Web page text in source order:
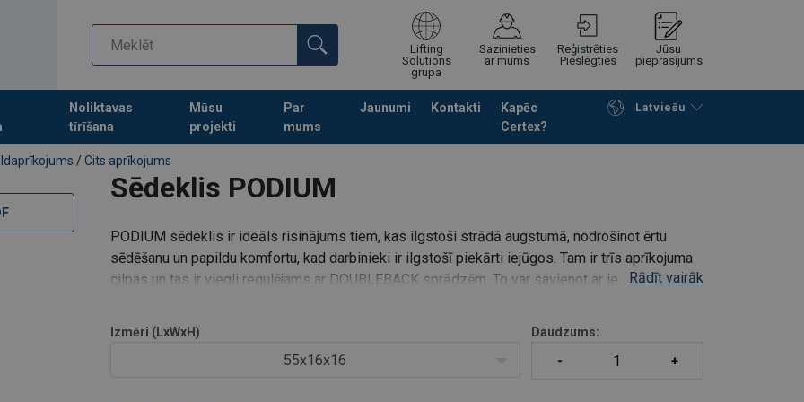
Lifting
Solutions
grupa
Sazinieties
ar mums
Reģistrēties
Pieslēgties
Jūsu
pieprasījums
Noliktavas
tīrīšana
Mūsu
projekti
Par
mums
Jaunumi Kontakti
Kapēc
Certex?
Latviešu
Turpināt meklēt preces Noformēt piedāvājuma pieprasījumu
/ Cits aprīkojums
Sēdeklis PODIUM
PODIUM sēdeklis ir ideāls risinājums tiem, kas ilgstoši strādā augstumā, nodrošinot ērtu
sēdēšanu un papildu komfortu, kad darbinieki ir ilgstošī piekārti iejūgos. Tam ir trīs aprīkojuma
cilpas un tas ir viegli regulējams ar DOUBLEBACK sprādzēm. To var savienot ar iejūgu, izman
Rādīt vairāk
Izmēri (LxWxH)
55x16x16
Daudzums:
DOUBLEBACK sprādzēm
ar aizsargapvalku, kas palīdz līdzsvarot svaru
var atkārtoti izmantot (pārklājums pieejams kā aksesuārs)